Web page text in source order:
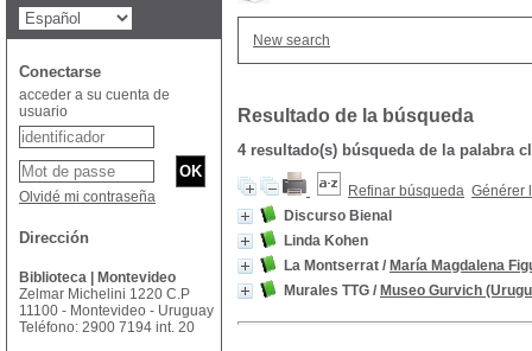
New search
Resultado de la búsqueda
4 resultado(s) búsqueda de la palabra
Refinar búsqueda Générer
Discurso Bienal
Linda Kohen
La Montserrat / María Magdalena
Murales TTG / Museo Gurvich
Conectarse
acceder a su cuenta de
usuario
Olvidé mi contraseña
Dirección
Biblioteca | Montevideo
Zelmar Michelini 1220 C.P
11100 - Montevideo - Uruguay
Teléfono: 2900 7194 int. 20